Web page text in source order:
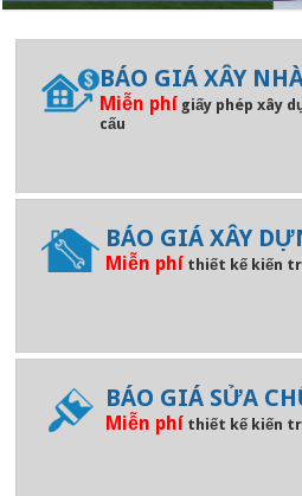
BÁO GIÁ XÂY
Miễn phí giấy phép xây
cấu
BÁO GIÁ XÂY
Miễn phí thiết kế kiến
BÁO GIÁ SỬA
Miễn phí thiết kế kiến